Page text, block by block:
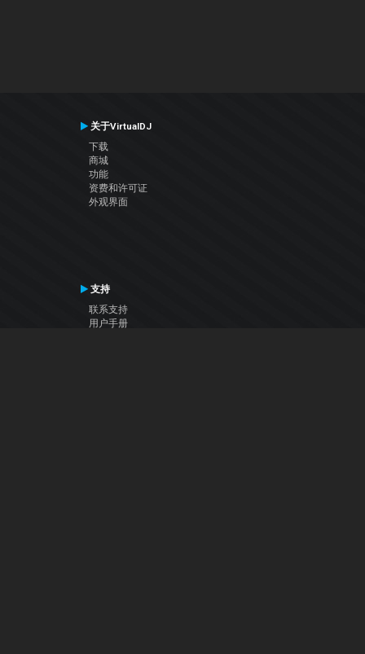
关于VirtualDJ
下载
商城
功能
资费和许可证
外观界面
支持
联系支持
用户手册